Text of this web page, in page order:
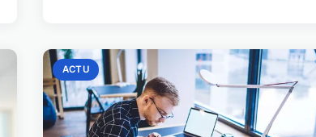
ACTU